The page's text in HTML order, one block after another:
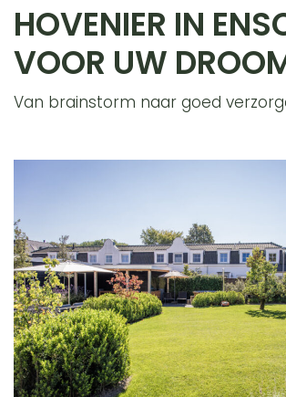
HOVENIER IN
VOOR UW
Van brainstorm naar goed